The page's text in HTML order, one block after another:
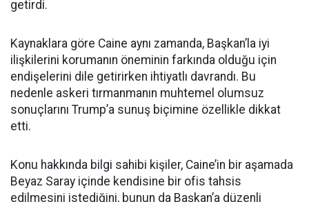
getirdi.
Kaynaklara göre Caine aynı zamanda, Başkan’la iyi
ilişkilerini korumanın öneminin farkında olduğu için
endişelerini dile getirirken ihtiyatlı davrandı. Bu
nedenle askeri tırmanmanın muhtemel olumsuz
sonuçlarını Trump’a sunuş biçimine özellikle dikkat
etti.
Konu hakkında bilgi sahibi kişiler, Caine’in bir aşamada
Beyaz Saray içinde kendisine bir ofis tahsis
edilmesini istediğini, bunun da Başkan’a düzenli